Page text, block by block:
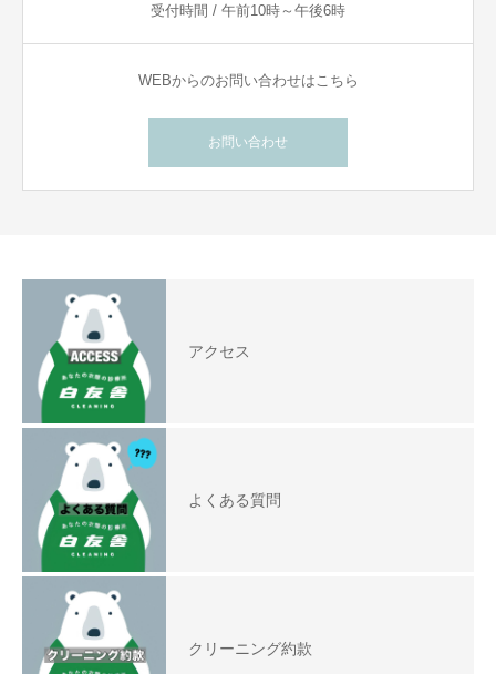
受付時間 / 午前10時～午後6時
WEBからのお問い合わせはこちら
お問い合わせ
アクセス
よくある質問
クリーニング約款